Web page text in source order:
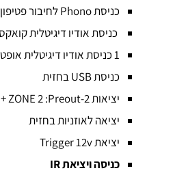
כניסת Phono לחיבור פטיפון
כניסת אודיו דיגיטלית
1 כניסת אודיו דיגיטלית אופטית
כניסת USB בחזית
יציאות 2-CH + ZONE 2 :Preout
יציאה לאוזניות בחזית
יציאת Trigger 12v
כניסה ויציאתIR